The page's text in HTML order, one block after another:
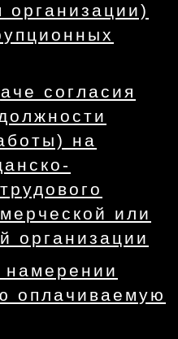
организации)
согласия
на
или
организации
оплачиваемую